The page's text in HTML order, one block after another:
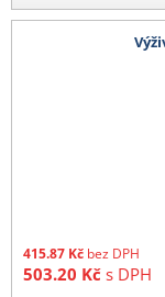
415.87 Kč bez DPH
503.20 Kč s DPH